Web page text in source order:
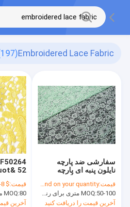
Embroidered Lace Fabric
(197)
دوزی
قیمت:$ 8-15
MOQ:80 متری
آخرین
سفارشی ضد پارچه
نایلون پنبه ای پارچه
قیمت:Depend on your quantity
MOQ:50-100 متری برای رنگ سهام
آخرین قیمت را دریافت کنید